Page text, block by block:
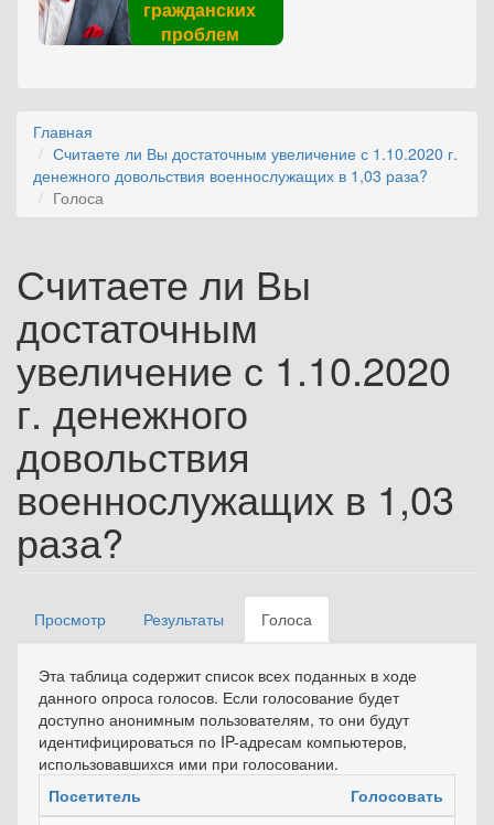
гражданских
проблем
Главная
Считаете ли Вы достаточным увеличение с 1.10.2020 г.
денежного довольствия военнослужащих в 1,03 раза?
Голоса
Считаете ли Вы
достаточным
увеличение с 1.10.2020
г. денежного
довольствия
военнослужащих в 1,03
раза?
Главные вкладки
Просмотр Результаты Голоса
вкладка)
Эта таблица содержит список всех поданных в ходе
данного опроса голосов. Если голосование будет
доступно анонимным пользователям, то они будут
идентифицироваться по IP-адресам компьютеров,
использовавшихся ими при голосовании.
Посетитель
Голосовать